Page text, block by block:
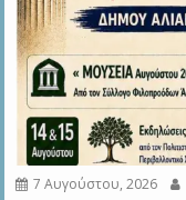
7 Αυγούστου, 2026